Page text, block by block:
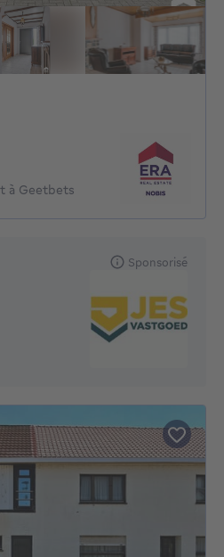
à Geetbets
Sponsorisé